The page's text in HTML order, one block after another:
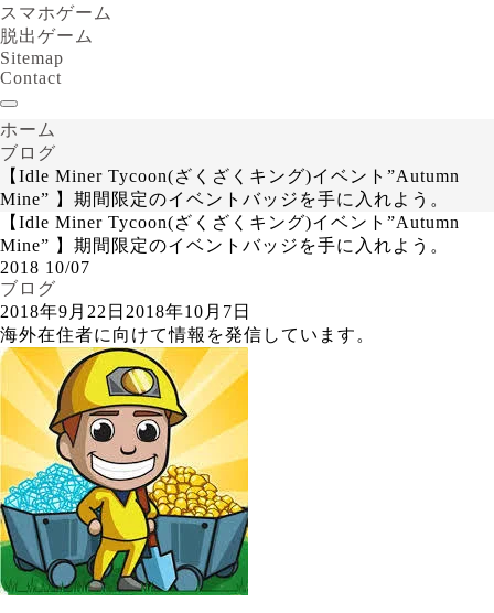
スマホゲーム
脱出ゲーム
Sitemap
Contact
ホーム
ブログ
【Idle Miner Tycoon(ざくざくキング)イベント”Autumn
Mine” 】期間限定のイベントバッジを手に入れよう。
【Idle Miner Tycoon(ざくざくキング)イベント”Autumn
Mine” 】期間限定のイベントバッジを手に入れよう。
2018 10/07
ブログ
2018年9月22日 2018年10月7日
海外在住者に向けて情報を発信しています。